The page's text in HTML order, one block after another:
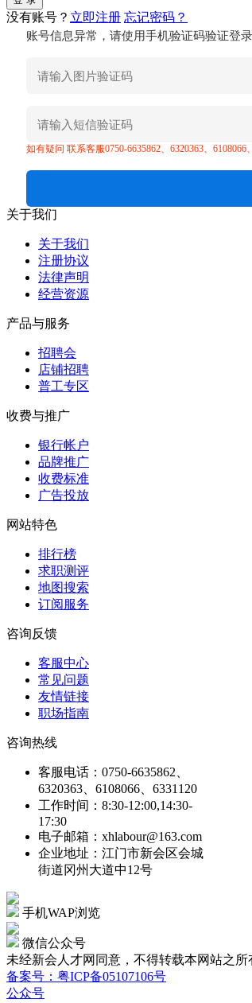
没有账号？ 立即注册 忘记密码？
账号信息异常，请使用手机验证码验证登录
如有疑问 联系客服0750-6635862、6320363、6108066
关于我们
关于我们
注册协议
法律声明
经营资源
产品与服务
招聘会
店铺招聘
普工专区
收费与推广
银行帐户
品牌推广
收费标准
广告投放
网站特色
排行榜
求职测评
地图搜索
订阅服务
咨询反馈
客服中心
常见问题
友情链接
职场指南
咨询热线
客服电话：0750-6635862、
6320363、6108066、6331120
工作时间：8:30-12:00,14:30-
17:30
电子邮箱：xhlabour@163.com
企业地址：江门市新会区会城
街道冈州大道中12号
手机WAP浏览
微信公众号
未经新会人才网同意，不得转载本网站之所
备案号：粤ICP备05107106号
公众号